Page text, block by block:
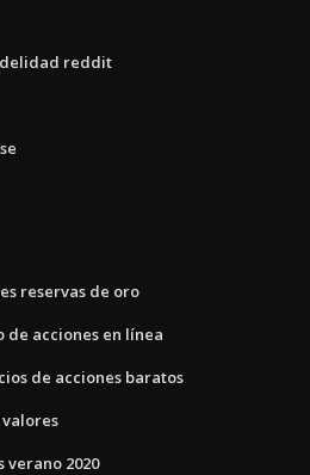
reddit
reservas de oro
de acciones en línea
de acciones baratos
2020